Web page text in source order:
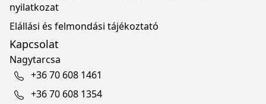
nyilatkozat
Elállási és felmondási tájékoztató
Kapcsolat
Nagytarcsa
+36 70 608 1461
+36 70 608 1354